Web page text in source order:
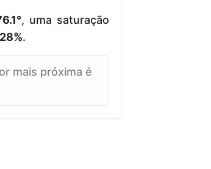
, uma saturação
28%.
mais próxima é